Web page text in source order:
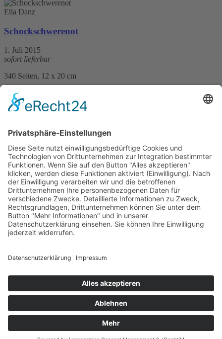
Ella Danz
Schockschwerenot
1. Juli 2015
sofort lieferbar
340 Seiten, 12 x 20 cm
Print 12,99 € / E-Book 10,99 €
mehr Infos …
Ella Danz
Geschmacksverwirrung
13. Februar 2012
sofort lieferbar
326 Seiten, 12 x 20 cm
Print 11,90 € / E-Book 10,99 €
AGB
Sitemap